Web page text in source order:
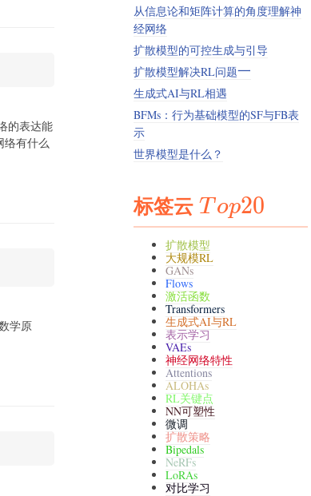
的表达能
络有什么
学原
从信息论和矩阵计算的角度理解神
经网络
扩散模型的可控生成与引导
扩散模型解决RL问题一
一
生成式AI与RL相遇
BFMs：行为基础模型的SF与FB表
示
世界模型是什么？
标签云 Top20
T op20
扩散模型
大规模RL
GANs
Flows
激活函数
Transformers
生成式AI与RL
表示学习
VAEs
神经网络特性
Attentions
ALOHAs
RL关键点
NN可塑性
微调
扩散策略
Bipedals
NeRFs
LoRAs
对比学习